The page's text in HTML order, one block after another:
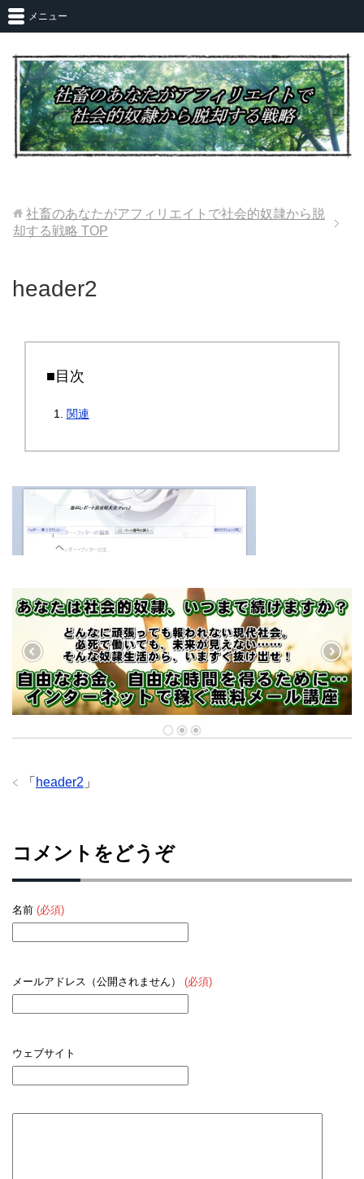
メニュー
社畜のあなたがアフィリエイトで社会的奴隷から脱
却する戦略 TOP
header2
■目次
関連
「 header2 」
コメントをどうぞ
名前 (必須)
メールアドレス（公開されません） (必須)
ウェブサイト